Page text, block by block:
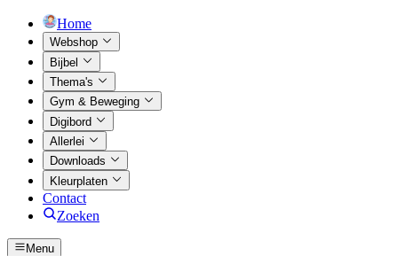
Home
Webshop
Bijbel
Thema's
Gym & Beweging
Digibord
Allerlei
Downloads
Kleurplaten
Contact
Zoeken
Menu